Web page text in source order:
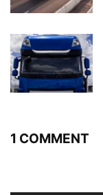
1 COMMENT